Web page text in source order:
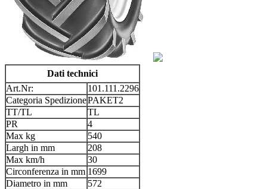
Dati technici
Art.Nr:
101.111.2296
Categoria SpedizionePAKET2
TT/TL
TL
PR
4
Max kg
540
Largh in mm
208
Max km/h
30
Circonferenza in mm 1699
Diametro in mm
572